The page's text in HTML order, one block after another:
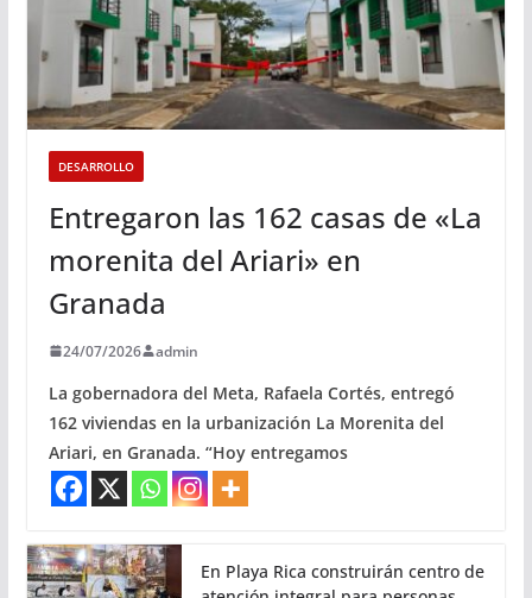
DESARROLLO
Entregaron las 162 casas de «La
morenita del Ariari» en
Granada
24/07/2026 admin
La gobernadora del Meta, Rafaela Cortés, entregó
162 viviendas en la urbanización La Morenita del
Ariari, en Granada. “Hoy entregamos
En Playa Rica construirán centro de